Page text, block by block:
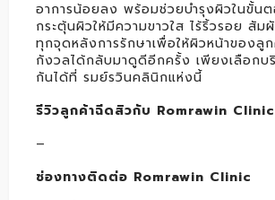
อาการน้อยลง พร้อมช่วยบำรุงผิวในขั้น
กระตุ้นผิวให้มีความขาวใส ไร้ริ้วรอย สัม
ทุกจุดหลังการรักษาเพื่อให้ผิวหน้าของลู
กังวลได้กลับมาดูดีอีกครั้ง เพียงเลือกบ
กันได้ที่ รมย์รวินคลินิกแห่งนี้
รีวิวลูกค้าฉีดสิวกับ Romrawin Clinic
–
ช่องทางติดต่อ Romrawin Clinic